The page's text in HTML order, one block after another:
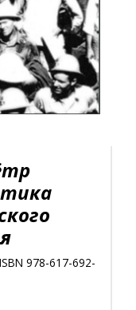
978-617-692-